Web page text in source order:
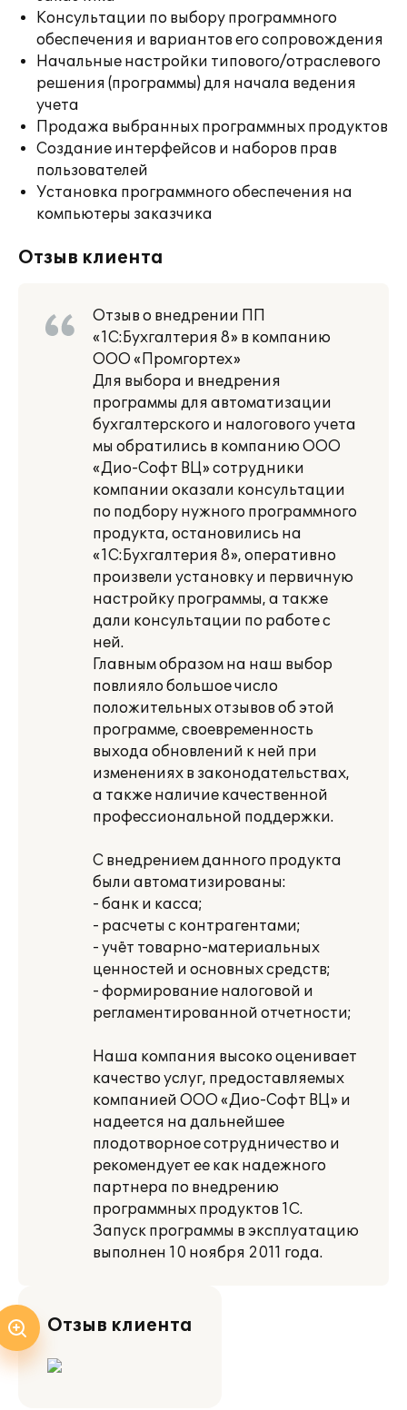
Консультации по выбору программного
обеспечения и вариантов его сопровождения
Начальные настройки типового/отраслевого
решения (программы) для начала ведения
учета
Продажа выбранных программных продуктов
Создание интерфейсов и наборов прав
пользователей
Установка программного обеспечения на
компьютеры заказчика
Отзыв клиента
Отзыв о внедрении ПП
«1С:Бухгалтерия 8» в компанию
ООО «Промгортех»
Для выбора и внедрения
программы для автоматизации
бухгалтерского и налогового учета
мы обратились в компанию ООО
«Дио-Софт ВЦ» сотрудники
компании оказали консультации
по подбору нужного программного
продукта, остановились на
«1С:Бухгалтерия 8», оперативно
произвели установку и первичную
настройку программы, а также
дали консультации по работе с
ней.
Главным образом на наш выбор
повлияло большое число
положительных отзывов об этой
программе, своевременность
выхода обновлений к ней при
изменениях в законодательствах,
а также наличие качественной
профессиональной поддержки.
С внедрением данного продукта
были автоматизированы:
- банк и касса;
- расчеты с контрагентами;
- учёт товарно-материальных
ценностей и основных средств;
- формирование налоговой и
регламентированной отчетности;
Наша компания высоко оценивает
качество услуг, предоставляемых
компанией ООО «Дио-Софт ВЦ» и
надеется на дальнейшее
плодотворное сотрудничество и
рекомендует ее как надежного
партнера по внедрению
программных продуктов 1С.
Запуск программы в эксплуатацию
выполнен 10 ноября 2011 года.
Отзыв клиента